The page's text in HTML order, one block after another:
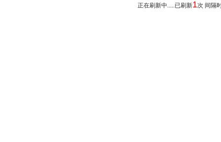
正在刷新中.....已刷新1次 间隔